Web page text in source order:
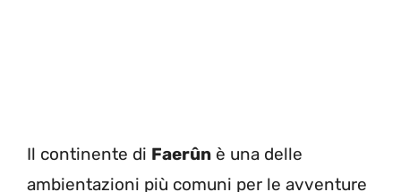
Il continente di Faerûn è una delle
ambientazioni più comuni per le avventure